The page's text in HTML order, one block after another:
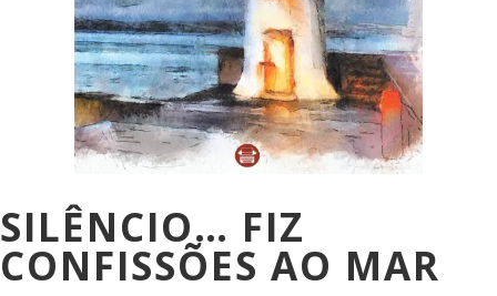
SILÊNCIO… FIZ
CONFISSÕES AO MAR